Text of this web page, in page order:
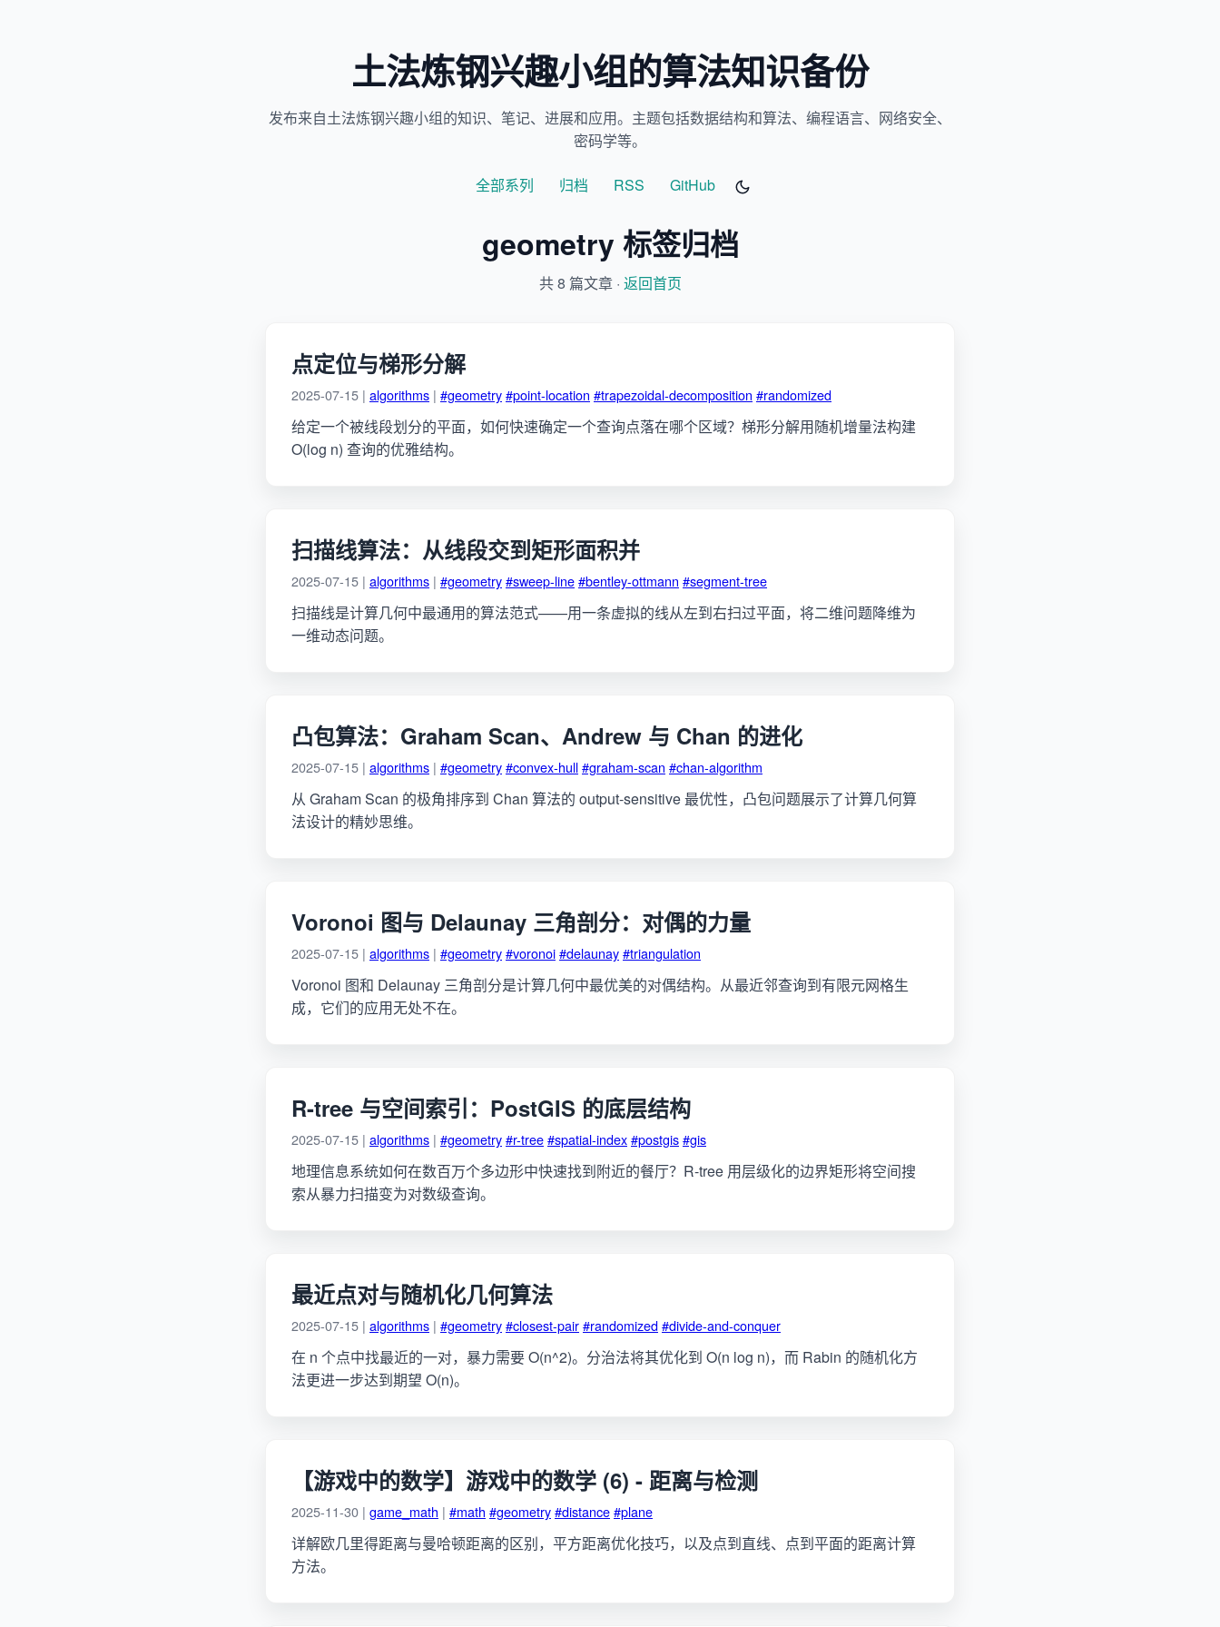
土法炼钢兴趣小组的算法知识备份
发布来自土法炼钢兴趣小组的知识、笔记、进展和应用。主题包括数据结构和算法、编程语言、网络安全、
密码学等。
全部系列 归档 RSS GitHub
geometry 标签归档
共 8 篇文章 · 返回首页
点定位与梯形分解
2025-07-15 | algorithms | #geometry#point-location #trapezoidal-decomposition #randomized
给定一个被线段划分的平面，如何快速确定一个查询点落在哪个区域？梯形分解用随机增量法构建
O(log n) 查询的优雅结构。
扫描线算法：从线段交到矩形面积并
2025-07-15 | algorithms | #geometry#sweep-line#bentley-ottmann #segment-tree
扫描线是计算几何中最通用的算法范式——用一条虚拟的线从左到右扫过平面，将二维问题降维为
一维动态问题。
凸包算法：Graham Scan、Andrew 与 Chan 的进化
2025-07-15 | algorithms | #geometry#convex-hull#graham-scan #chan-algorithm
从 Graham Scan 的极角排序到 Chan 算法的 output-sensitive 最优性，凸包问题展示了计算几何算
法设计的精妙思维。
Voronoi 图与 Delaunay 三角剖分：对偶的力量
2025-07-15 | algorithms | #geometry#voronoi#delaunay#triangulation
Voronoi 图和 Delaunay 三角剖分是计算几何中最优美的对偶结构。从最近邻查询到有限元网格生
成，它们的应用无处不在。
R-tree 与空间索引：PostGIS 的底层结构
2025-07-15 | algorithms | #geometry#r-tree#spatial-index#postgis#gis
地理信息系统如何在数百万个多边形中快速找到附近的餐厅？R-tree 用层级化的边界矩形将空间搜
索从暴力扫描变为对数级查询。
最近点对与随机化几何算法
2025-07-15 | algorithms | #geometry#closest-pair#randomized#divide-and-conquer
在 n 个点中找最近的一对，暴力需要 O(n^2)。分治法将其优化到 O(n log n)，而 Rabin 的随机化方
法更进一步达到期望 O(n)。
【游戏中的数学】游戏中的数学 (6) - 距离与检测
2025-11-30 | game_math | #math #geometry#distance#plane
详解欧几里得距离与曼哈顿距离的区别，平方距离优化技巧，以及点到直线、点到平面的距离计算
方法。